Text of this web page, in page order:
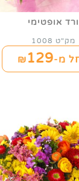
ורד אופטימי
מק"ט 1008
מ-₪129